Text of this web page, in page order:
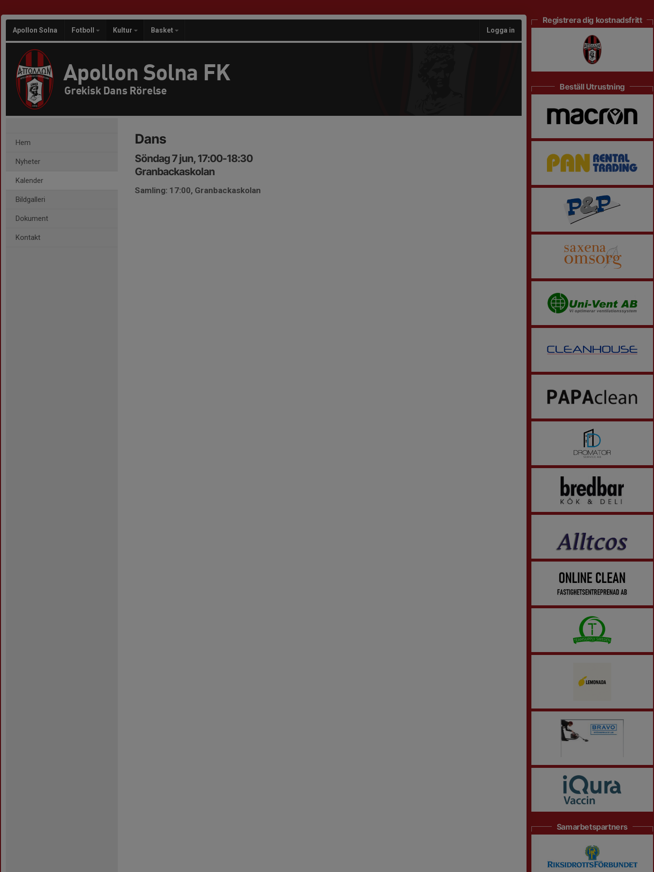
Apollon Solna Fotboll Kultur Basket Logga in
Apollon Solna FK
Grekisk Dans Rörelse
Hem
Nyheter
Kalender
Bildgalleri
Dokument
Kontakt
Dans
Söndag 7 jun, 17:00-18:30
Granbackaskolan
Samling: 17:00, Granbackaskolan
Registrera dig kostnadsfritt
Beställ Utrustning
Samarbetspartners